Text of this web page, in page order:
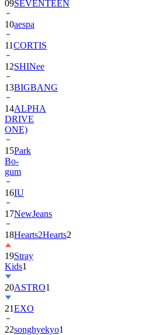
09SEVENTEEN
10aespa
11CORTIS
12SHINee
13BIGBANG
14ALPHA
DRIVE
ONE)
15Park
Bo-
gum
16IU
17NewJeans
18Hearts2Hearts2
19Stray
Kids1
20ASTRO1
21EXO
22songhyekyo1